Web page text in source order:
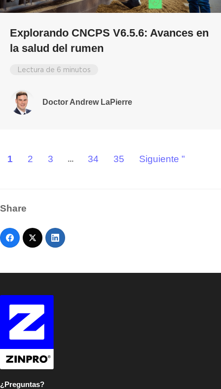
Explorando CNCPS V6.5.6: Avances en
la salud del rumen
Lectura de 6 minutos
Doctor Andrew LaPierre
1 2 3 ... 34 35 Siguiente "
Share
¿Preguntas?